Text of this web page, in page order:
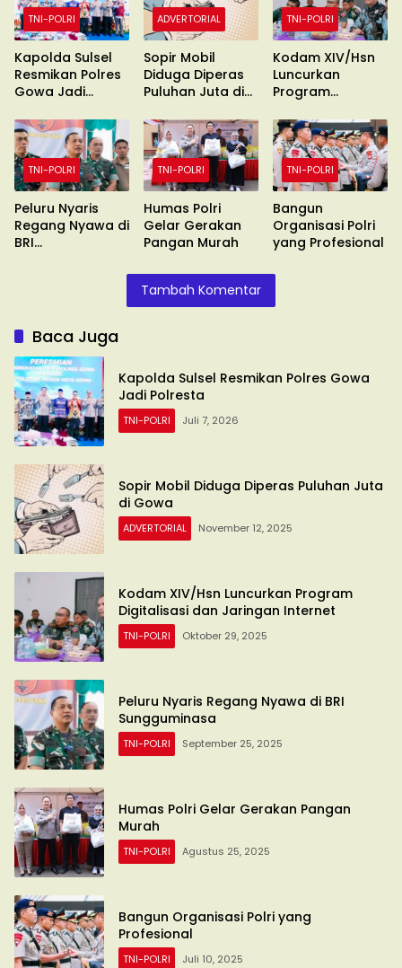
TNI-POLRI
Kapolda Sulsel
Resmikan Polres
Gowa Jadi
ADVERTORIAL
Sopir Mobil
Diduga Diperas
Puluhan Juta di
TNI-POLRI
Kodam XIV/Hsn
Luncurkan
Program
Jaringan
Internet
TNI-POLRI
Peluru Nyaris
Regang Nyawa di
BRI
TNI-POLRI
Humas Polri
Gelar Gerakan
Pangan Murah
TNI-POLRI
Bangun
Organisasi Polri
yang Profesional
Tambah Komentar
Baca Juga
Kapolda Sulsel Resmikan Polres Gowa
Jadi Polresta
TNI-POLRI Juli 7, 2026
Sopir Mobil Diduga Diperas Puluhan Juta
di Gowa
ADVERTORIAL November 12, 2025
Kodam XIV/Hsn Luncurkan Program
Digitalisasi dan Jaringan Internet
TNI-POLRI Oktober 29, 2025
Peluru Nyaris Regang Nyawa di BRI
Sungguminasa
TNI-POLRI September 25, 2025
Humas Polri Gelar Gerakan Pangan
Murah
TNI-POLRI Agustus 25, 2025
Bangun Organisasi Polri yang
Profesional
TNI-POLRI Juli 10, 2025